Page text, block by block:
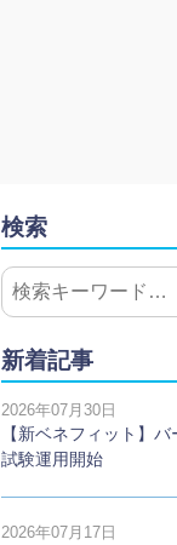
検索
新着記事
2026年07月30日
【新ベネフィット】
試験運用開始
2026年07月17日